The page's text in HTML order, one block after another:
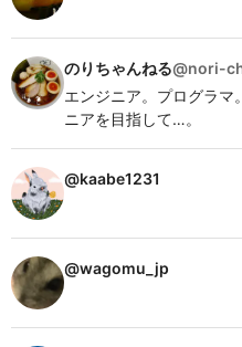
のりちゃんねる@nori-
エンジニア。プログラマ
ニアを目指して…。
@kaabe1231
@wagomu_jp